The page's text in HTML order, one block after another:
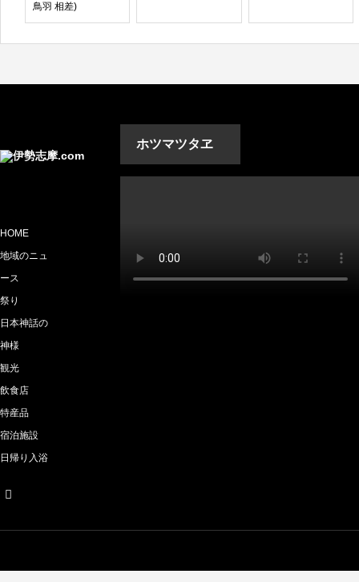
鳥羽 相差)
ホツマツタヱ
HOME
地域のニュ
ース
祭り
日本神話の
神様
観光
飲食店
特産品
宿泊施設
日帰り入浴